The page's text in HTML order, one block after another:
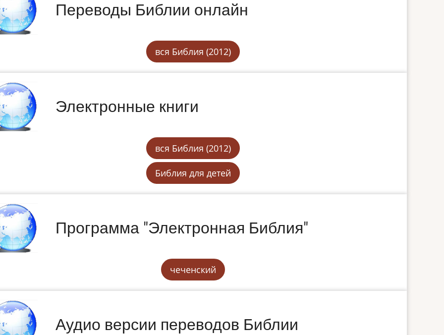
Переводы Библии онлайн
вся Библия (2012)
Электронные книги
вся Библия (2012)
Библия для детей
Программа "Электронная Библия"
чеченский
Аудио версии переводов Библии